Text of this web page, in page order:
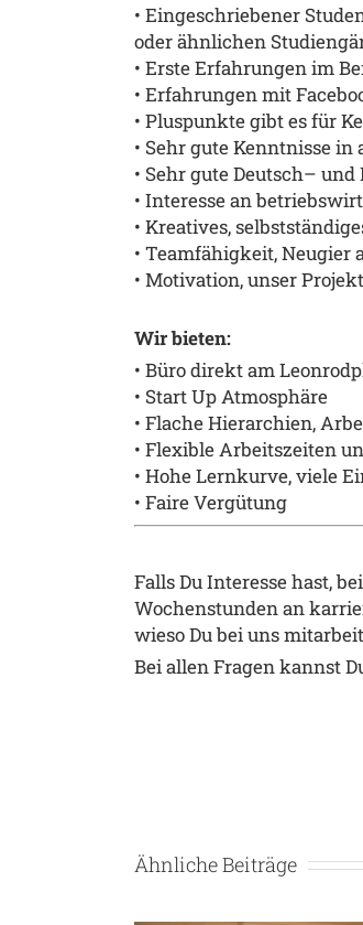
• Eingeschriebener
oderähnlichen Studiengä
• ErsteErfahrungen im
• Erfahrungen mit
• Pluspunkte gibt es für
• Sehr gute Kenntnisse in
• Sehr gute Deutsch– und
• Interesse an
• Kreatives, selbststä
• Teamfähigkeit, Neugier
• Motivation, unser
Wir bieten:
• Büro direkt am
• Start Up Atmosphäre
• Flache Hierarchien,
• Flexible Arbeitszeiten
• Hohe Lernkurve, viele
• Faire Vergütung
Falls Du Interesse hast,
Wochenstunden an
wieso Du bei uns
Bei allen Fragen kannst
Ähnliche Beiträge